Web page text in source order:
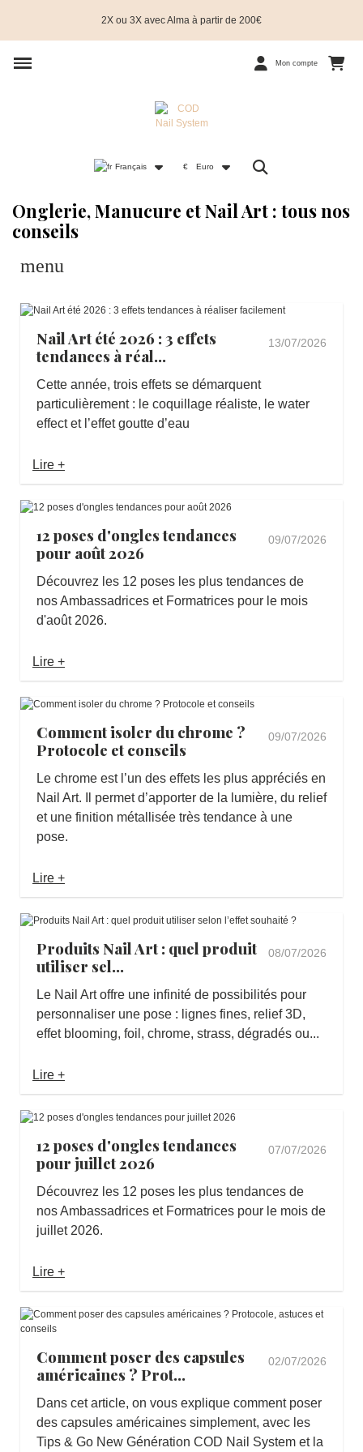
2X ou 3X avec Alma à partir de 200€
Mon compte
Français € Euro
Onglerie, Manucure et Nail Art : tous nos
conseils
menu
Nail Art été 2026 : 3 effets
tendances à réal...
13/07/2026
Cette année, trois effets se démarquent
particulièrement : le coquillage réaliste, le water
effect et l’effet goutte d’eau
Lire +
12 poses d'ongles tendances
pour août 2026
09/07/2026
Découvrez les 12 poses les plus tendances de
nos Ambassadrices et Formatrices pour le mois
d'août 2026.
Lire +
Comment isoler du chrome ?
Protocole et conseils
09/07/2026
Le chrome est l’un des effets les plus appréciés en
Nail Art. Il permet d’apporter de la lumière, du relief
et une finition métallisée très tendance à une
pose.
Lire +
Produits Nail Art : quel produit
utiliser sel...
08/07/2026
Le Nail Art offre une infinité de possibilités pour
personnaliser une pose : lignes fines, relief 3D,
effet blooming, foil, chrome, strass, dégradés ou...
Lire +
12 poses d'ongles tendances
pour juillet 2026
07/07/2026
Découvrez les 12 poses les plus tendances de
nos Ambassadrices et Formatrices pour le mois de
juillet 2026.
Lire +
Comment poser des capsules
américaines ? Prot...
02/07/2026
Dans cet article, on vous explique comment poser
des capsules américaines simplement, avec les
Tips & Go New Génération COD Nail System et la